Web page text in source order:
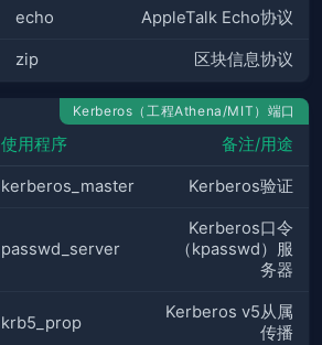
echo AppleTalk Echo协议
zip 区块信息协议
Kerberos（工程Athena/MIT）端口
使用程序 备注/用途
kerberos_master Kerberos验证
passwd_server
Kerberos口令
（kpasswd）服
务器
krb5_prop
Kerberos v5从属
传播